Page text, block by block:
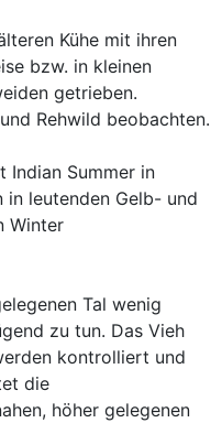
Kühe mit ihren
bzw. in kleinen
getrieben.
Rehwild beobachten.
Indian Summer in
in leutenden Gelb- und
Winter
Tal wenig
zu tun. Das Vieh
kontrolliert und
die
höher gelegenen